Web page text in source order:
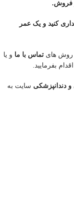
کنید و یک عمر
روش های تماس با ما و یا
اقدام بفرمایید.
دندانپزشکی سایت به